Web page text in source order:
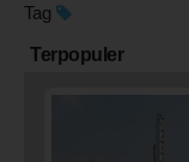
Tag
Terpopuler